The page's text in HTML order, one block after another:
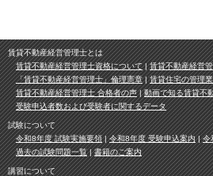
賃貸不動産経営管理士とは
賃貸不動産経営管理士資格について
賃貸不動産経営
「賃貸不動産経営管理士」倫理憲章
賃貸住宅の管理
賃貸不動産経営管理士 合格者の声
動画で知る賃貸不
受験申込者数および受験者に関するデータ
試験について
令和8年度 試験実施要領
令和8年度 受験申込案内
令
過去の試験問題一覧
書籍のご案内
講習について